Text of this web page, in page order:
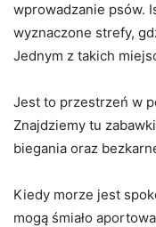
wprowadzanie psów.
wyznaczone strefy,
Jednym z takich
Jest to przestrzeń w
Znajdziemy tu
biegania oraz
Kiedy morze jest
mogą śmiało